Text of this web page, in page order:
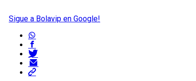
Sigue a Bolavip en Google!